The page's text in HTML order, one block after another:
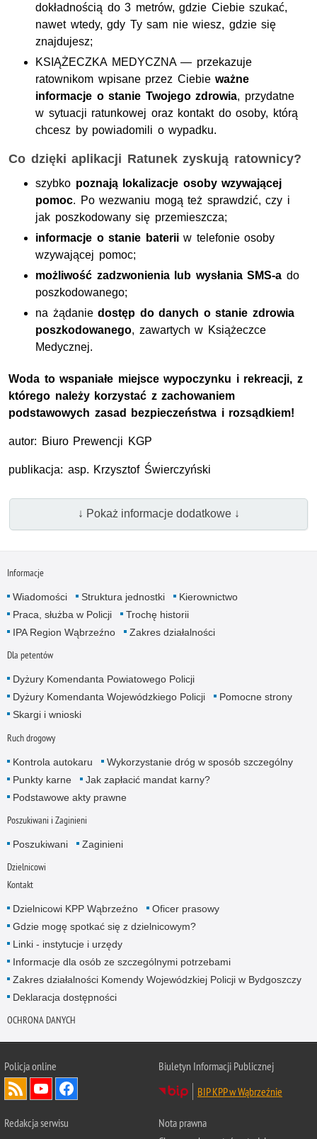
dokładnością do 3 metrów, gdzie Ciebie szukać,
nawet wtedy, gdy Ty sam nie wiesz, gdzie się
znajdujesz;
KSIĄŻECZKA MEDYCZNA — przekazuje
ratownikom wpisane przez Ciebieważne
informacje o stanie Twojego zdrowia, przydatne
w sytuacji ratunkowej oraz kontakt do osoby, którą
chcesz by powiadomili o wypadku.
Co dzięki aplikacji Ratunek zyskują ratownicy?
szybko poznają lokalizacje osoby wzywającej
pomoc. Po wezwaniu mogą też sprawdzić, czy i
jak poszkodowany się przemieszcza;
informacje o stanie bateriiw telefonie osoby
wzywającej pomoc;
możliwość zadzwonienia lub wysłania SMS-a do
poszkodowanego;
na żądaniedostęp do danych o stanie zdrowia
poszkodowanego, zawartych w Książeczce
Medycznej.
Woda to wspaniałe miejsce wypoczynku i rekreacji, z
którego należy korzystać z zachowaniem
podstawowych zasad bezpieczeństwa i rozsądkiem!
autor: Biuro Prewencji KGP
publikacja: asp. Krzysztof Świerczyński
↓ Pokaż informacje dodatkowe ↓
Informacje
Wiadomości Struktura jednostki
Kierownictwo
Praca, służba w Policji
Trochę historii
IPA Region Wąbrzeźno
Zakres działalności
Dla petentów
Dyżury Komendanta Powiatowego Policji
Dyżury Komendanta Wojewódzkiego Policji
Pomocne strony
Skargi i wnioski
Ruch drogowy
Kontrola autokaru
Wykorzystanie dróg w sposób szczególny
Punkty karne
Jak zapłacić mandat karny?
Podstawowe akty prawne
Poszukiwani i Zaginieni
Poszukiwani Zaginieni
Dzielnicowi
Kontakt
Dzielnicowi KPP Wąbrzeźno
Oficer prasowy
Gdzie mogę spotkać się z dzielnicowym?
Linki - instytucje i urzędy
Informacje dla osób ze szczególnymi potrzebami
Zakres działalności Komendy Wojewódzkiej Policji w Bydgoszczy
Deklaracja dostępności
OCHRONA DANYCH
Policja online
Biuletyn Informacji Publicznej
BIP KPP w Wąbrzeźnie
Redakcja serwisu
Nota prawna